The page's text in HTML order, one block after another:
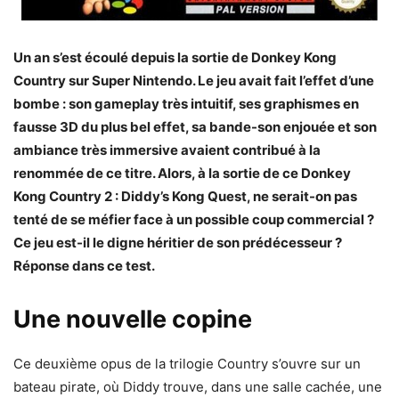
Un an s’est écoulé depuis la sortie de Donkey Kong
Country sur Super Nintendo. Le jeu avait fait l’effet d’une
bombe : son gameplay très intuitif, ses graphismes en
fausse 3D du plus bel effet, sa bande-son enjouée et son
ambiance très immersive avaient contribué à la
renommée de ce titre. Alors, à la sortie de ce Donkey
Kong Country 2 : Diddy’s Kong Quest, ne serait-on pas
tenté de se méfier face à un possible coup commercial ?
Ce jeu est-il le digne héritier de son prédécesseur ?
Réponse dans ce test.
Une nouvelle copine
Ce deuxième opus de la trilogie Country s’ouvre sur un
bateau pirate, où Diddy trouve, dans une salle cachée, une